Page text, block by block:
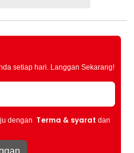
setiap hari. Langgan Sekarang!
dengan Terma & syarat dan